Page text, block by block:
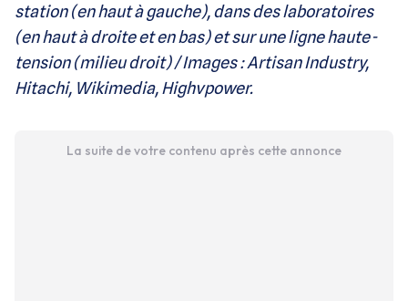
station (en haut à gauche), dans des laboratoires
(en haut à droite et en bas) et sur une ligne haute-
tension (milieu droit) / Images : Artisan Industry,
Hitachi, Wikimedia, Highvpower.
La suite de votre contenu après cette annonce